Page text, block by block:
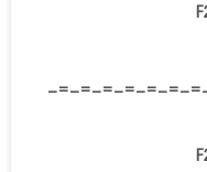
-=-=-=-=-=-=-